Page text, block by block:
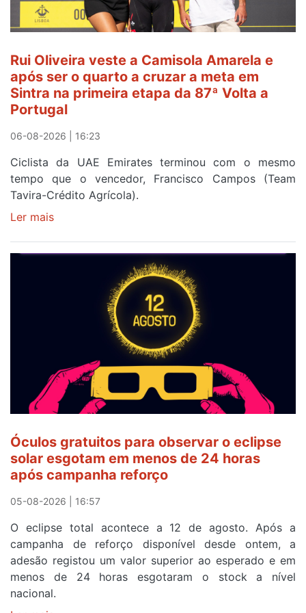
da
etapa
da
Volta
a
Portugal
Rui Oliveira veste a Camisola Amarela e
após ser o quarto a cruzar a meta em
Sintra na primeira etapa da 87ª Volta a
Portugal
06-08-2026 | 16:23
Ciclista da UAE Emirates terminou com o mesmo
tempo que o vencedor, Francisco Campos (Team
Tavira-Crédito Agrícola).
Ler mais
ser
o
quarto
a
a
meta
em
Sintra
primeira
etapa
da
87ª
Volta
Óculos gratuitos para observar o eclipse
solar esgotam em menos de 24 horas
após campanha reforço
05-08-2026 | 16:57
O eclipse total acontece a 12 de agosto. Após a
campanha de reforço disponível desde ontem, a
adesão registou um valor superior ao esperado e em
menos de 24 horas esgotaram o stock a nível
nacional.